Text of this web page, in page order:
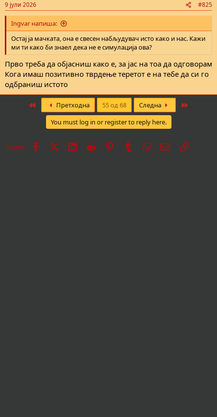
9 јули 2026 #825
Ingvar напиша:
Остај ја мачката, она е свесен набљудувач исто како и нас. Кажи
ми ти како би знаел дека не е симулација ова?
Прво треба да објасниш како е, за јас на тоа да одговорам
Кога имаш позитивно тврдење теретот е на тебе да си го
одбраниш истото
Претходна 55 од 68 Следна
You must log in or register to reply here.
Share: Facebook LinkedInReddit PinterestTumblrWhatsApp
Е-поштаВрска